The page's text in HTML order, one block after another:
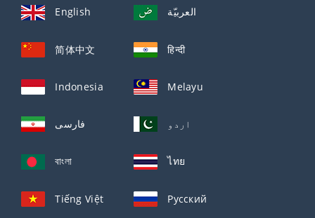
English العربيّة
简体中文 हिन्दी
Indonesia Melayu
فارسی اردو
বাংলা ไทย
Tiếng Việt Русский